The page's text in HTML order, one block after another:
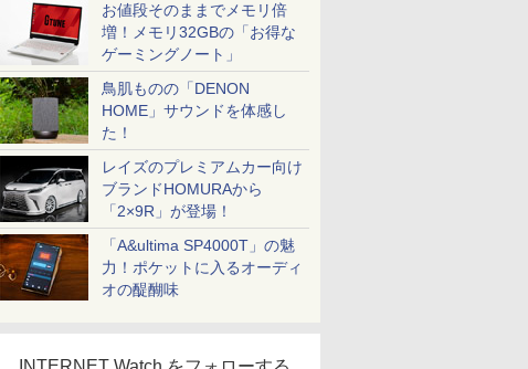
お値段そのままでメモリ倍
増！メモリ32GBの「お得な
ゲーミングノート」
鳥肌ものの「DENON
HOME」サウンドを体感し
た！
レイズのプレミアムカー向け
ブランドHOMURAから
「2×9R」が登場！
「A&ultima SP4000T」の魅
力！ポケットに入るオーディ
オの醍醐味